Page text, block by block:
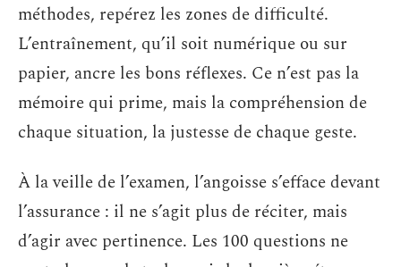
méthodes, repérez les zones de difficulté.
L’entraînement, qu’il soit numérique ou sur
papier, ancre les bons réflexes. Ce n’est pas la
mémoire qui prime, mais la compréhension de
chaque situation, la justesse de chaque geste.
À la veille de l’examen, l’angoisse s’efface devant
l’assurance : il ne s’agit plus de réciter, mais
d’agir avec pertinence. Les 100 questions ne